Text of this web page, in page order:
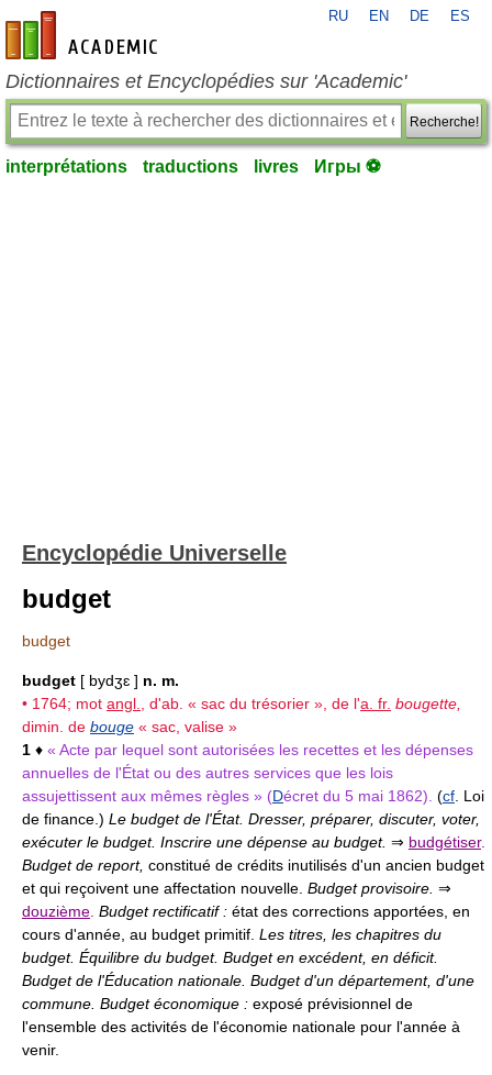
fr-academic.com
RU EN DE ES
Dictionnaires et Encyclopédies sur 'Academic'
Recherche!
interprétations traductions livres Игры ⚽
Encyclopédie Universelle
budget
budget
budget [ bydʒɛ ] n. m.
• 1764; mot angl. , d'ab. « sac du trésorier », de l'a. fr. bougette,
dimin. de bouge « sac, valise »
1 ♦ « Acte par lequel sont autorisées les recettes et les dépenses
annuelles de l'État ou des autres services que les lois
assujettissent aux mêmes règles » (Décret du 5 mai 1862). (cf . Loi
de finance.) Le budget de l'État. Dresser, préparer, discuter, voter,
exécuter le budget. Inscrire une dépense au budget. ⇒ budgétiser.
Budget de report, constitué de crédits inutilisés d'un ancien budget
et qui reçoivent une affectation nouvelle. Budget provisoire. ⇒
douzième Budget rectificatif : état des corrections apportées, en
cours d'année, au budget primitif. Les titres, les chapitres du
budget. Équilibre du budget. Budget en excédent, en déficit.
Budget de l'Éducation nationale. Budget d'un département, d'une
commune. Budget économique : exposé prévisionnel de
l'ensemble des activités de l'économie nationale pour l'année à
venir.